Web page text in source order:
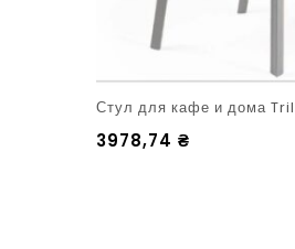
Стул для кафе и дома
3978,74 ₴